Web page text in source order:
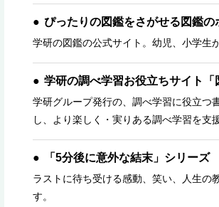
ぴったりの図鑑をさがせる図鑑の
学研の図鑑の公式サイト。幼児、小学生
学研の調べ学習お役立ちサイト「
学研グループ発行の、調べ学習に役立つ
し、より楽しく・実りある調べ学習を支
「5分後に意外な結末」シリーズ
ラストに待ち受ける感動、笑い、人生
す。